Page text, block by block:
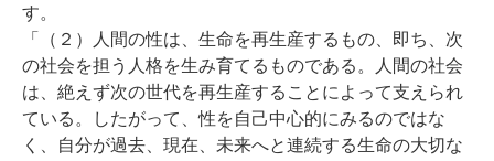
す。
「（２）人間の性は、生命を再生産するもの、即ち、次
の社会を担う人格を生み育てるものである。人間の社会
は、絶えず次の世代を再生産することによって支えられ
ている。したがって、性を自己中心的にみるのではな
く、自分が過去、現在、未来へと連続する生命の大切な